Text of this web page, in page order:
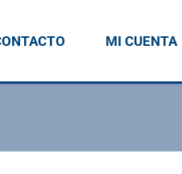
MI CUENTA